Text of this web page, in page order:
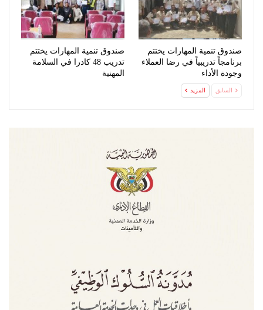
صندوق تنمية المهارات يختتم
برنامجاً تدريبياً في رضا العملاء
وجودة الأداء
صندوق تنمية المهارات يختتم
تدريب 48 كادرا في السلامة
المهنية
السابق المزيد